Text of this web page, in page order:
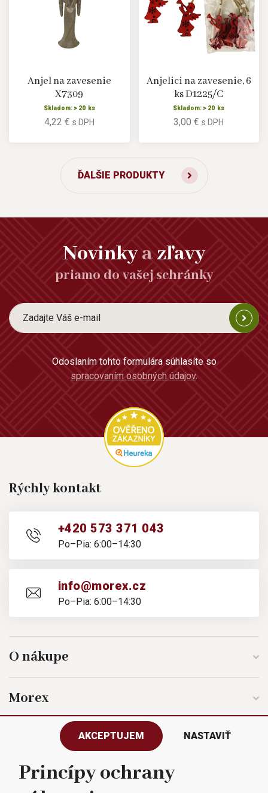
Anjel na zavesenie
X7309
Skladom: > 20 ks
4,22 € s DPH
Anjelici na zavesenie, 6
ks D1225/C
Skladom: > 20 ks
3,00 €s DPH
ĎALŠIE PRODUKTY
Novinkyazľavy
priamo do vašej schránky
Odoslaním tohto formulára súhlasíte so
spracovaním osobných údajov.
Rýchly kontakt
+420 573 371 043
Po–Pia: 6:00–14:30
info@morex.cz
Po–Pia: 6:00–14:30
O nákupe
Morex
Sledujte nás
AKCEPTUJEM NASTAVIŤ
Princípy ochrany